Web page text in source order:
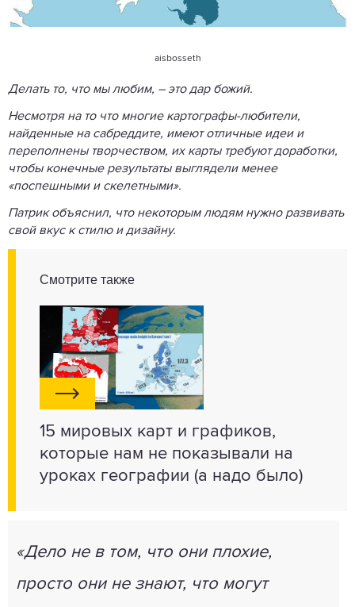
aisbosseth
Делать то, что мы любим, – это дар божий.
Несмотря на то что многие картографы-любители,
найденные на сабреддите, имеют отличные идеи и
переполнены творчеством, их карты требуют доработки,
чтобы конечные результаты выглядели менее
«поспешными и скелетными».
Патрик объяснил, что некоторым людям нужно развивать
свой вкус к стилю и дизайну.
Смотрите также
15 мировых карт и графиков,
которые нам не показывали на
уроках географии (а надо было)
«Дело не в том, что они плохие,
просто они не знают, что могут